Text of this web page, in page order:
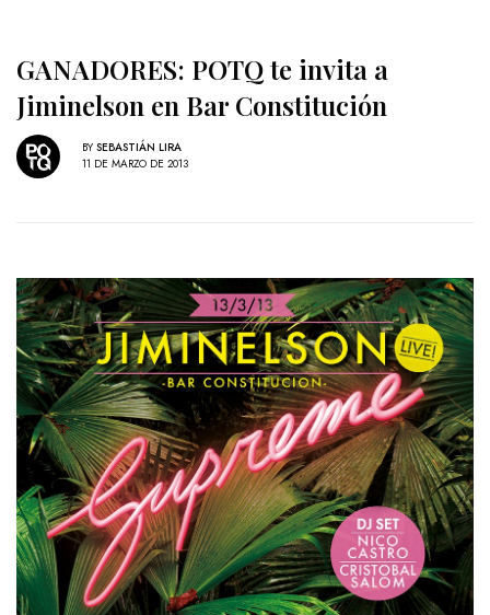
GANADORES: POTQ te invita a
Jiminelson en Bar Constitución
BY SEBASTIÁN LIRA
11 DE MARZO DE 2013